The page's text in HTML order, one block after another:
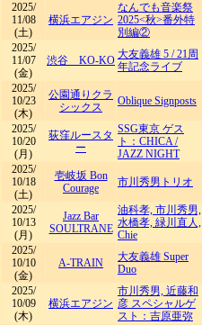
2025/
11/08
(土)
横浜エアジン
なんでも音楽祭
2025<秋>番外特
別編②
2025/
11/07
(金)
渋谷 KO-KO 大友義雄 5 /21周
年記念ライブ
2025/
10/23
(木)
公園通りクラ
シックス
Oblique Signposts
2025/
10/20
(月)
荻窪ルースタ
ー
SSG東京 ゲス
ト：CHICA/
JAZZ NIGHT
2025/
10/18
(土)
壱岐坂 Bon
Courage
市川秀男トリオ
2025/
10/13
(月)
Jazz Bar
SOULTRANE
油科孝, 市川秀男,
水橋孝, 緑川直人,
Chie
2025/
10/10
(金)
A-TRAIN
大友義雄 Super
Duo
2025/
10/09
(木)
横浜エアジン
市川秀男, 近藤和
彦 スペシャルゲ
スト：吉原亜弥